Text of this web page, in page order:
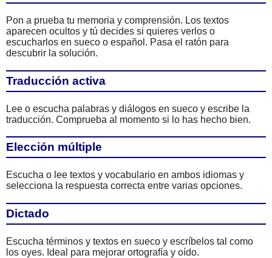
Pon a prueba tu memoria y comprensión. Los textos
aparecen ocultos y tú decides si quieres verlos o
escucharlos en sueco o español. Pasa el ratón para
descubrir la solución.
Traducción activa
Lee o escucha palabras y diálogos en sueco y escribe la
traducción. Comprueba al momento si lo has hecho bien.
Elección múltiple
Escucha o lee textos y vocabulario en ambos idiomas y
selecciona la respuesta correcta entre varias opciones.
Dictado
Escucha términos y textos en sueco y escríbelos tal como
los oyes. Ideal para mejorar ortografía y oído.